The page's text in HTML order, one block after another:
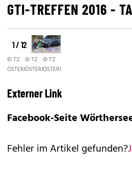
GTI-TREFFEN 2016 -
1 / 12
© TZ
ÖSTERREICH/RAUNIG
© TZ
ÖSTERREICH/RAUNIG
© TZ
ÖSTERREICH/RAUNIG
Externer Link
Facebook-Seite
Fehler im Artikel gefunden?